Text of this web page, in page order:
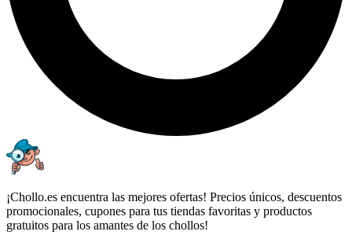
¡Chollo.es encuentra las mejores ofertas! Precios únicos, descuentos
promocionales, cupones para tus tiendas favoritas y productos
gratuitos para los amantes de los chollos!